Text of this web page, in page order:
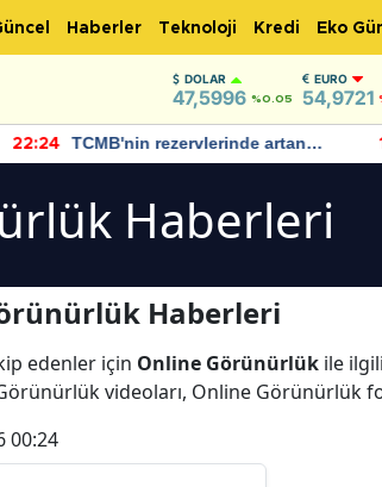
Haberler Teknoloji Kredi Eko
DOLAR
47,5996 %0.05
EURO
54,9721
22:24
TCMB'nin rezervlerinde artan
momentum devam ediyor
Haberleri
Haberleri
edenler için Online Görünürlük ile
videoları, Online Görünürlük
00:24